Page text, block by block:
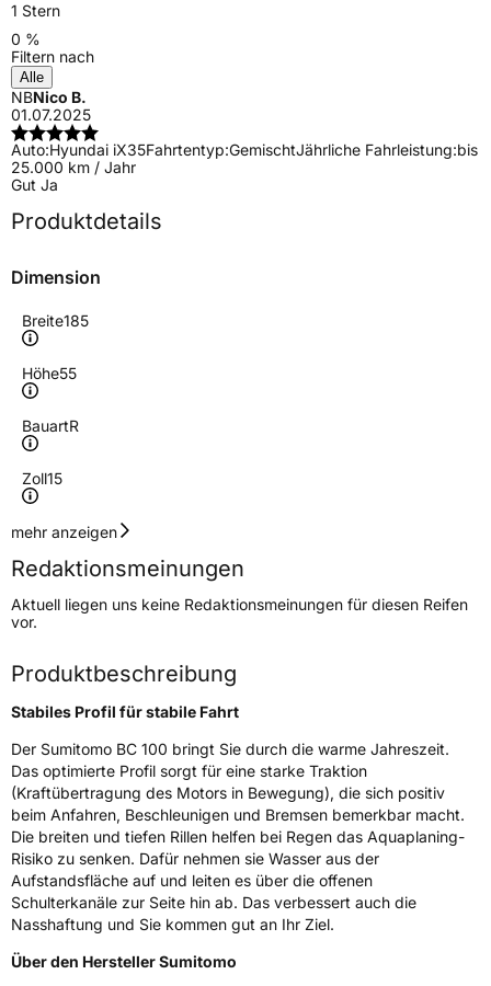
1 Stern
0 %
Filtern nach
Alle
NBNico B.
01.07.2025
Auto:Hyundai iX35Fahrtentyp:GemischtJährliche Fahrleistung:bis
25.000 km / Jahr
Gut Ja
Produktdetails
Dimension
Breite185
Höhe55
BauartR
Zoll15
Geschwindigkeitsindex
Höchstgeschwindigkeit
210 km/h
Lastindex82
Höchstlast475 kg
Gewicht (in kg)7,6 kg
Generelle Merkmale
FahrzeugtypPKW
VerwendungSommerreifen
ModellnameBC 100
FahrzeugartPKW & SUV
Weitere Eigenschaften
mehr anzeigen
Redaktionsmeinungen
Aktuell liegen uns keine Redaktionsmeinungen für diesen Reifen
vor.
Produktbeschreibung
Stabiles Profil für stabile Fahrt
Der Sumitomo BC 100 bringt Sie durch die warme Jahreszeit.
Das optimierte Profil sorgt für eine starke Traktion
(Kraftübertragung des Motors in Bewegung), die sich positiv
beim Anfahren, Beschleunigen und Bremsen bemerkbar macht.
Die breiten und tiefen Rillen helfen bei Regen das Aquaplaning-
Risiko zu senken. Dafür nehmen sie Wasser aus der
Aufstandsfläche auf und leiten es über die offenen
Schulterkanäle zur Seite hin ab. Das verbessert auch die
Nasshaftung und Sie kommen gut an Ihr Ziel.
Über den Hersteller Sumitomo